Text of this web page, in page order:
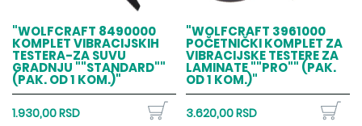
"WOLFCRAFT 8490000
KOMPLET VIBRACIJSKIH
TESTERA-ZA SUVU
GRADNJU ""STANDARD""
(PAK. OD 1 KOM.)"
1.930,00 RSD
"WOLFCRAFT 3961000
POČETNIČKI KOMPLET ZA
VIBRACIJSKE TESTERE ZA
LAMINATE ""PRO"" (PAK.
OD 1 KOM.)"
3.620,00 RSD